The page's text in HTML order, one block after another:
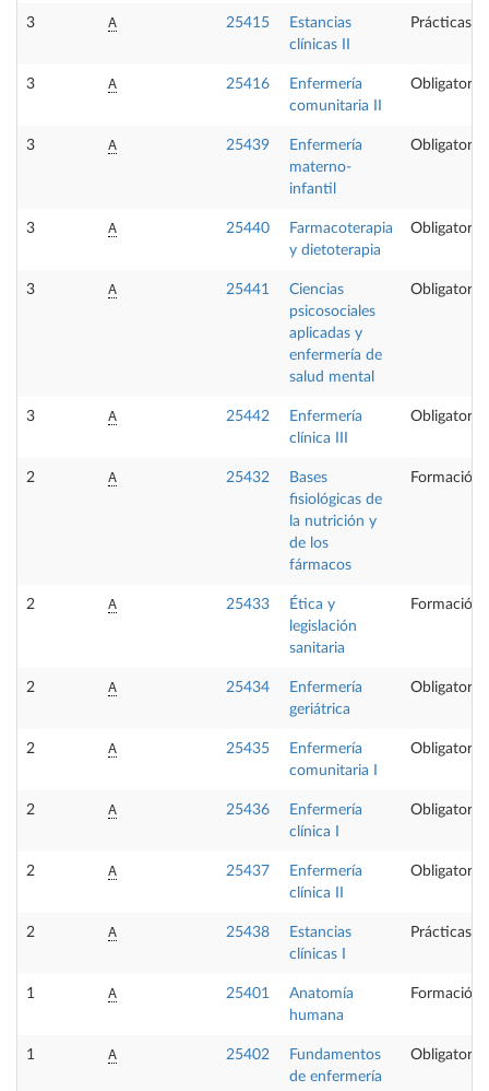
3 A 25415
Estancias
clínicas II
Prácticas
3 A 25416
Enfermería
comunitaria II
Obligatoria
3 A 25439
Enfermería
materno-
infantil
Obligatoria
3 A 25440
Farmacoterapia
y dietoterapia
Obligatoria
3 A 25441
Ciencias
psicosociales
aplicadas y
enfermería de
salud mental
Obligatoria
3 A 25442
Enfermería
clínica III
Obligatoria
2 A 25432
Bases
fisiológicas de
la nutrición y
de los
fármacos
Formación
2 A 25433
Ética y
legislación
sanitaria
Formación
2 A 25434
Enfermería
geriátrica
Obligatoria
2 A 25435
Enfermería
comunitaria I
Obligatoria
2 A 25436
Enfermería
clínica I
Obligatoria
2 A 25437
Enfermería
clínica II
Obligatoria
2 A 25438
Estancias
clínicas I
Prácticas
1 A 25401
Anatomía
humana
Formación
1 A 25402
Fundamentos
de enfermería
Obligatoria